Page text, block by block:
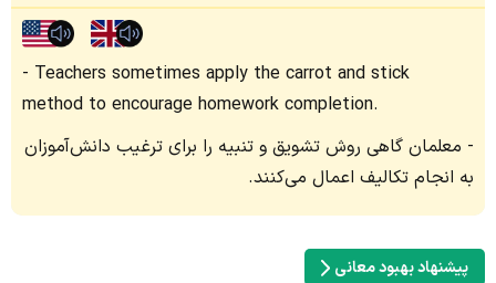
Teachers sometimes apply the carrot and stick
method to encourage homework completion.
معلمان گاهی روش تشویق و تنبیه را برای ترغیب دانش‌آموزان
به انجام تکالیف اعمال می‌کنند.
پیشنهاد بهبود معانی